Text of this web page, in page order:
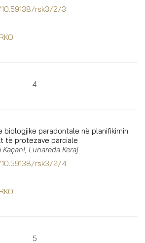
rsk3/2/3
4
biologjike paradontale në planifikimin
të protezave parciale
Lunareda Keraj
rsk3/2/4
5